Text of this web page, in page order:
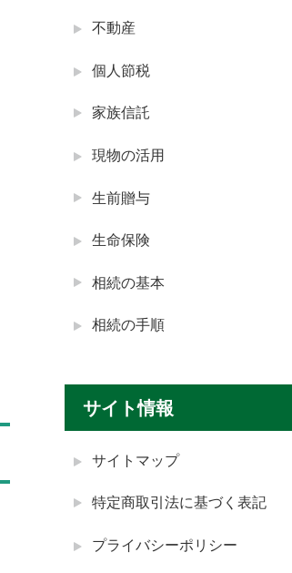
不動産
個人節税
家族信託
現物の活用
生前贈与
生命保険
相続の基本
相続の手順
サイト情報
サイトマップ
特定商取引法に基づく表記
プライバシーポリシー